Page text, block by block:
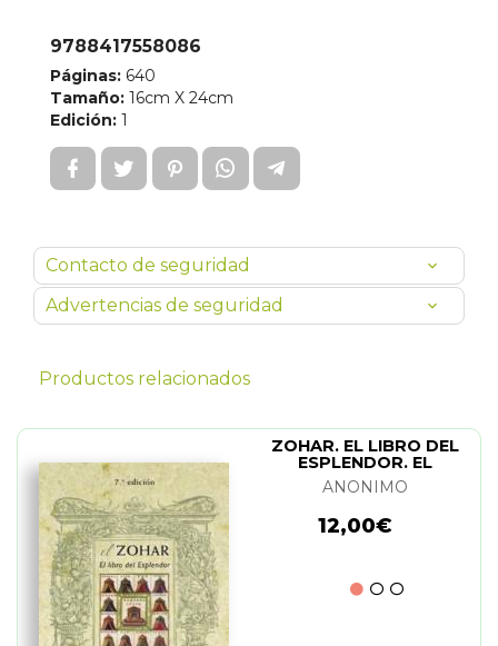
9788417558086
Páginas: 640
Tamaño: 16cm X 24cm
Edición: 1
Contacto de seguridad
Advertencias de seguridad
Productos relacionados
ZOHAR. EL LIBRO DEL
ESPLENDOR. EL
ANONIMO
12,00€